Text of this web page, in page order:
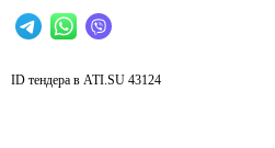
ID тендера в ATI.SU 43124